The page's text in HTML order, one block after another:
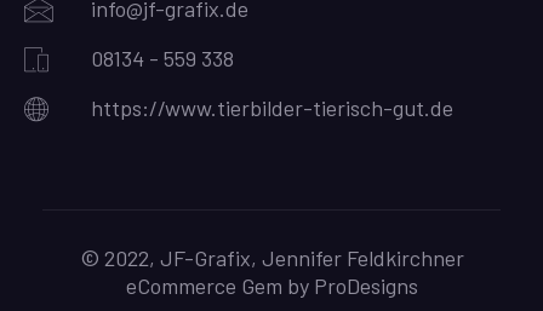
info@jf-grafix.de
08134 - 559 338
https://www.tierbilder-tierisch-gut.de
© 2022, JF-Grafix, Jennifer Feldkirchner
eCommerce Gem by ProDesigns